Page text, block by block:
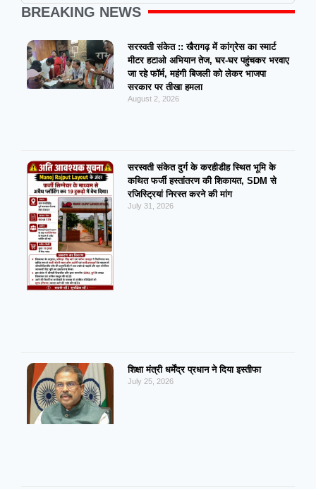
BREAKING NEWS
सरस्वती संकेत :: खैरागढ़ में कांग्रेस का स्मार्ट
मीटर हटाओ अभियान तेज, घर-घर पहुंचकर भरवाए
जा रहे फॉर्म, महंगी बिजली को लेकर भाजपा
सरकार पर तीखा हमला
August 2, 2026
सरस्वती संकेत दुर्ग के करहीडीह स्थित भूमि के
कथित फर्जी हस्तांतरण की शिकायत, SDM से
रजिस्ट्रियां निरस्त करने की मांग
July 31, 2026
शिक्षा मंत्री धर्मेंद्र प्रधान ने दिया इस्तीफा
July 25, 2026